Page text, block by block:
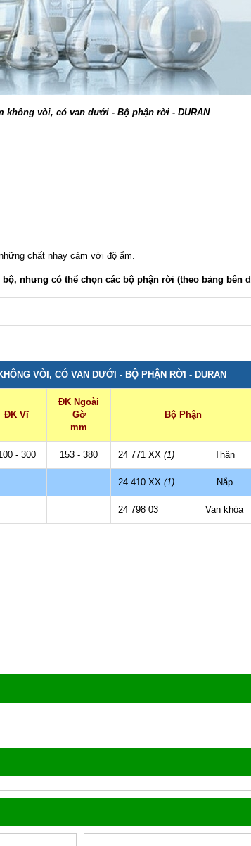
không vòi, có van dưới - Bộ phận rời - DURAN
chất nhạy cảm với độ ẩm.
nhưng có thể chọn các bộ phận rời (theo bảng bên
VÒI, CÓ VAN DƯỚI - BỘ PHẬN RỜI - DURAN
ĐK Vĩ
ĐK Ngoài
Gờ
mm
Bộ Phận
- 300 153 - 380 24 771 XX (1) Thân
24 410 XX (1) Nắp
24 798 03 Van khóa